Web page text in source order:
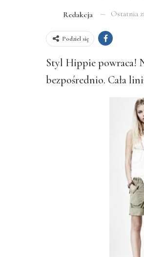
Redakcja Ostatnia
Podziel się
Styl Hippie powraca!
bezpośrednio. Cała